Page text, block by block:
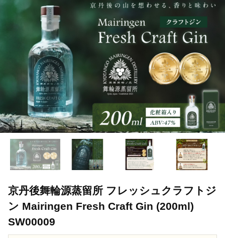
京丹後舞輪源蒸留所 フレッシュクラフトジ
ン Mairingen Fresh Craft Gin (200ml)
SW00009